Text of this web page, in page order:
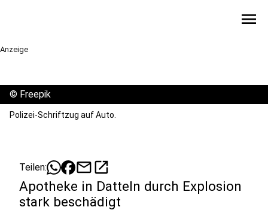
menu
Anzeige
© Freepik
Polizei-Schriftzug auf Auto.
Teilen: mailopen_in_new
Apotheke in Datteln durch Explosion
stark beschädigt